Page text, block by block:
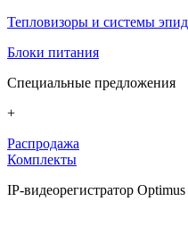
Тепловизоры и системы
Блоки питания
Специальные предложения
+
Распродажа
Комплекты
IP-видеорегистратор